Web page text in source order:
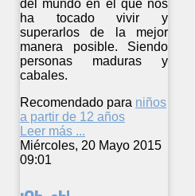
del mundo en el que nos
ha tocado vivir y
superarlos de la mejor
manera posible. Siendo
personas maduras y
cabales.
Recomendado para niños
a partir de 12 años
Leer más ...
Miércoles, 20 Mayo 2015
09:01